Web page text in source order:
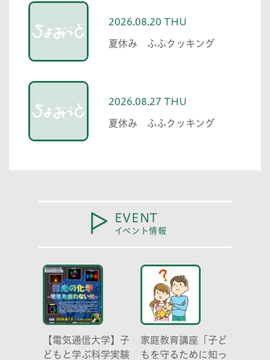
2026.08.20 THU
夏休み ふふクッキング
2026.08.27 THU
夏休み ふふクッキング
EVENT
イベント情報
【電気通信大学】子
どもと学ぶ科学実験
家庭教育講座「子ど
もを守るために知っ